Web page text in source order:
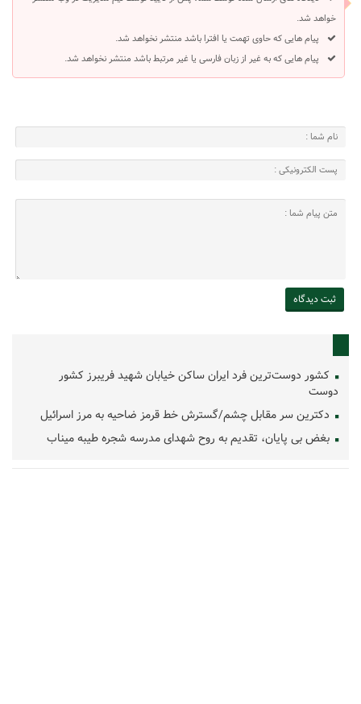
خواهد شد.
پیام هایی که حاوی تهمت یا افترا باشد منتشر نخواهد شد.
پیام هایی که به غیر از زبان فارسی یا غیر مرتبط باشد منتشر نخواهد شد.
کشور دوست‌ترین فرد ایران ساکن خیابان شهید فریبرز کشور
دوست
دکترین سر مقابل چشم/گسترش خط قرمز ضاحیه به مرز اسرائیل
بغض بی پایان، تقدیم به روح شهدای مدرسه شجره طیبه میناب